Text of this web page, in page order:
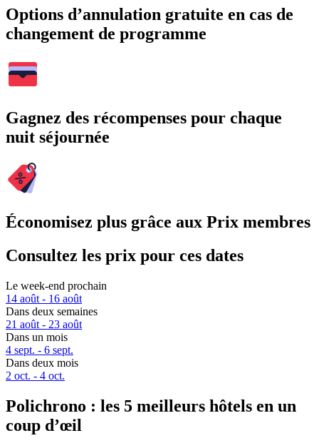
Options d’annulation gratuite en cas de
changement de programme
Gagnez des récompenses pour chaque
nuit séjournée
Économisez plus grâce aux Prix membres
Consultez les prix pour ces dates
Le week-end prochain
14 août - 16 août
Dans deux semaines
21 août - 23 août
Dans un mois
4 sept. - 6 sept.
Dans deux mois
2 oct. - 4 oct.
Polichrono : les 5 meilleurs hôtels en un
coup d’œil